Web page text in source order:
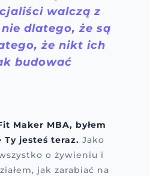
walczą z
dlatego, że są
że nikt ich
budować
Maker MBA, byłem
Ty jesteś teraz. Jako
o żywieniu i
jak zarabiać na